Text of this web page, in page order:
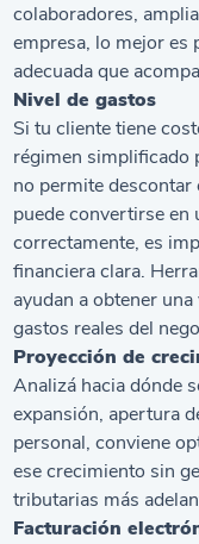
colaboradores,
empresa, lo mejor es
adecuada que
Nivel de gastos
Si tu cliente tiene
régimen simplificado
no permite descontar
puede convertirse en
correctamente, es
financiera clara.
ayudan a obtener
gastos reales del
Proyección de
Analizá hacia dónde
expansión, apertura
personal, conviene
ese crecimiento sin
tributarias más
Facturación